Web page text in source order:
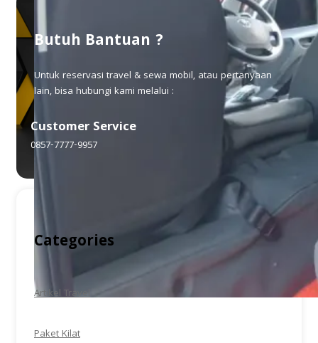
Butuh Bantuan ?
Untuk reservasi travel & sewa mobil, atau pertanyaan
lain, bisa hubungi kami melalui :
Customer Service
0857-7777-9957
Categories
Artikel Travel
Paket Kilat